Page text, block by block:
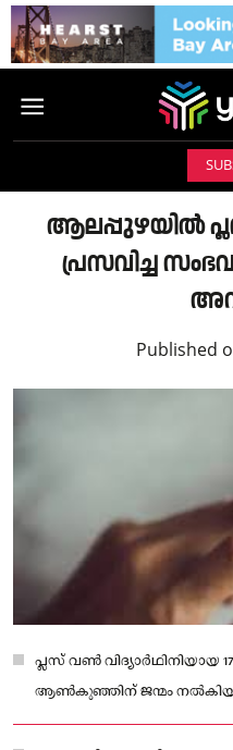
ആലപ്പുഴയില്‍
പ്രസവിച്ച
Published
പ്ലസ് വണ്‍ വിദ്യാർഥിനിയായ
ആണ്‍കുഞ്ഞിന് ജന്മം